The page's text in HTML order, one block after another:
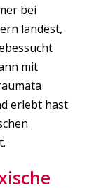
bei
landest,
mit
erlebt hast